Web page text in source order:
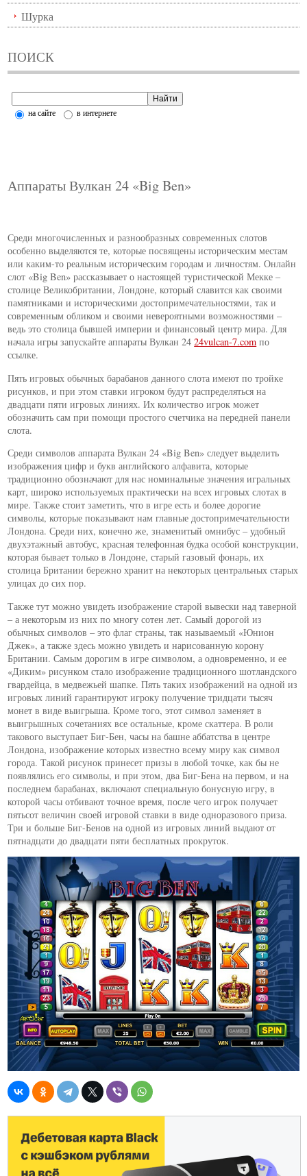
Шурка
ПОИСК
на сайте в интернете
Аппараты Вулкан 24 «Big Ben»
Среди многочисленных и разнообразных современных слотов
особенно выделяются те, которые посвящены историческим местам
или каким-то реальным историческим городам и личностям. Онлайн
слот «Big Ben» рассказывает о настоящей туристической Мекке –
столице Великобритании, Лондоне, который славится как своими
памятниками и историческими достопримечательностями, так и
современным обликом и своими невероятными возможностями –
ведь это столица бывшей империи и финансовый центр мира. Для
начала игры запускайте аппараты Вулкан 2424vulcan-7.com по
ссылке.
Пять игровых обычных барабанов данного слота имеют по тройке
рисунков, и при этом ставки игроком будут распределяться на
двадцати пяти игровых линиях. Их количество игрок может
обозначить сам при помощи простого счетчика на передней панели
слота.
Среди символов аппарата Вулкан 24 «Big Ben» следует выделить
изображения цифр и букв английского алфавита, которые
традиционно обозначают для нас номинальные значения игральных
карт, широко используемых практически на всех игровых слотах в
мире. Также стоит заметить, что в игре есть и более дорогие
символы, которые показывают нам главные достопримечательности
Лондона. Среди них, конечно же, знаменитый омнибус – удобный
двухэтажный автобус, красная телефонная будка особой конструкции,
которая бывает только в Лондоне, старый газовый фонарь, их
столица Британии бережно хранит на некоторых центральных старых
улицах до сих пор.
Также тут можно увидеть изображение старой вывески над таверной
– а некоторым из них по многу сотен лет. Самый дорогой из
обычных символов – это флаг страны, так называемый «Юнион
Джек», а также здесь можно увидеть и нарисованную корону
Британии. Самым дорогим в игре символом, а одновременно, и ее
«Диким» рисунком стало изображение традиционного шотландского
гвардейца, в медвежьей шапке. Пять таких изображений на одной из
игровых линий гарантируют игроку получение тридцати тысяч
монет в виде выигрыша. Кроме того, этот символ заменяет в
выигрышных сочетаниях все остальные, кроме скаттера. В роли
такового выступает Биг-Бен, часы на башне аббатства в центре
Лондона, изображение которых известно всему миру как символ
города. Такой рисунок принесет призы в любой точке, как бы не
появлялись его символы, и при этом, два Биг-Бена на первом, и на
последнем барабанах, включают специальную бонусную игру, в
которой часы отбивают точное время, после чего игрок получает
пятьсот величин своей игровой ставки в виде одноразового приза.
Три и больше Биг-Бенов на одной из игровых линий выдают от
пятнадцати до двадцати пяти бесплатных прокруток.